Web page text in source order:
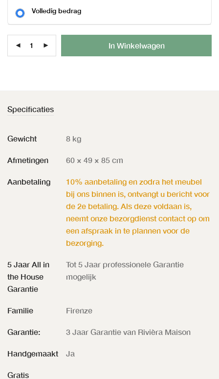
Volledig bedrag
In Winkelwagen
Specificaties
Gewicht 8 kg
Afmetingen 60 × 49 × 85 cm
Aanbetaling
10% aanbetaling en zodra het meubel
bij ons binnen is, ontvangt u bericht voor
de 2e betaling. Als deze voldaan is,
neemt onze bezorgdienst contact op om
een afspraak in te plannen voor de
bezorging.
5 Jaar All in
the House
Garantie
Tot 5 Jaar professionele Garantie
mogelijk
Familie Firenze
Garantie: 3 Jaar Garantie van Rivièra Maison
Handgemaakt Ja
Gratis